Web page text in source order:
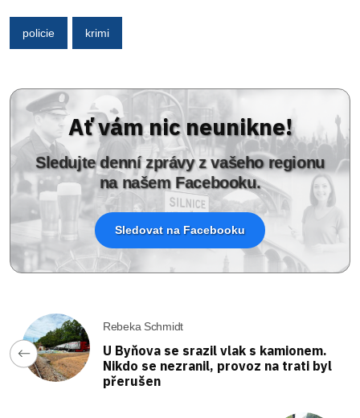
policie krimi
Ať vám nic neunikne!
Sledujte denní zprávy z vašeho regionu
na našem Facebooku.
Sledovat na Facebooku
Rebeka Schmidt
U Byňova se srazil vlak s kamionem.
Nikdo se nezranil, provoz na trati byl
přerušen